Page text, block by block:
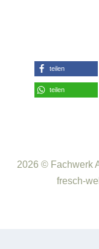
teilen
teilen
2026 © Fachwerk
fresch-